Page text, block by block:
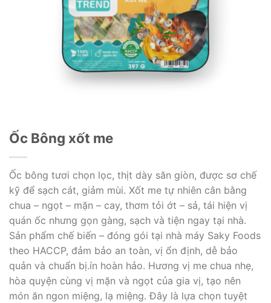
Ốc Bông xốt me
Ốc bông tươi chọn lọc, thịt dày săn giòn, được sơ chế
kỹ để sạch cát, giảm mùi. Xốt me tự nhiên cân bằng
chua – ngọt – mặn – cay, thơm tỏi ớt – sả, tái hiện vị
quán ốc nhưng gọn gàng, sạch và tiện ngay tại nhà.
Sản phẩm chế biến – đóng gói tại nhà máy Saky Foods
theo HACCP, đảm bảo an toàn, vị ổn định, dễ bảo
quản và chuẩn bị.ín hoàn hảo. Hương vị me chua nhẹ,
hòa quyện cùng vị mặn và ngọt của gia vị, tạo nên
món ăn ngon miệng, lạ miệng. Đây là lựa chọn tuyệt